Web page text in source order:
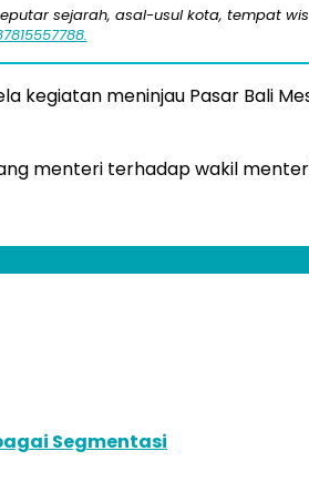
sejarah, asal-usul kota, tempat
kegiatan meninjau Pasar Bali
menteri terhadap wakil
Segmentasi